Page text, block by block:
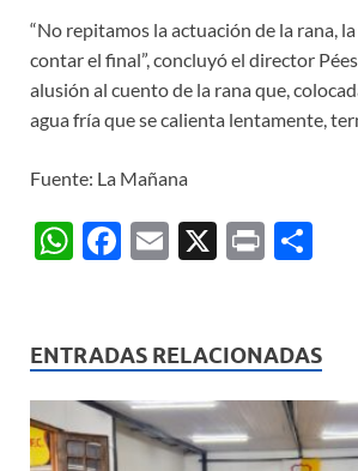
“No repitamos la actuación de la rana,
contar el final”, concluyó el director
alusión al cuento de la rana que,
agua fría que se calienta lentamente,
Fuente: La Mañana
W
s
A
p
F
b
o
o
E
X
P
p
ar
ti
ENTRADAS RELACIONADAS